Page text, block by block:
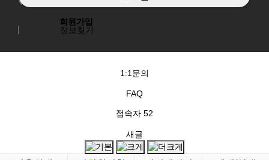
회원가입
정보찾기
1:1문의
FAQ
접속자 52
새글